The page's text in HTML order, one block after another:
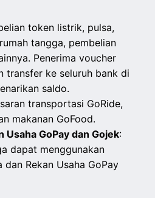
token listrik, pulsa,
tangga, pembelian
Penerima voucher
transfer ke seluruh bank di
saldo.
transportasi GoRide,
makanan GoFood.
Usaha GoPay dan Gojek:
dapat menggunakan
Rekan Usaha GoPay